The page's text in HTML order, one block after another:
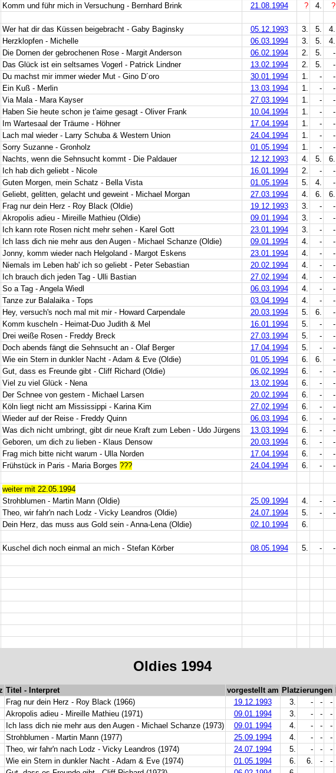
Komm und führ mich in Versuchung - Bernhard Brink 21.08.1994 ? 4. ?
Wer hat dir das Küssen beigebracht - Gaby Baginsky 05.12.1993 3. 5. 4.
Herzklopfen - Michelle
06.03.1994 3. 5. 4.
Die Dornen der gebrochenen Rose - Margit Anderson
06.02.1994 2. 5. -
Das Glück ist ein seltsames Vogerl - Patrick Lindner
13.02.1994 2. 5. -
Du machst mir immer wieder Mut - Gino D´oro
30.01.1994 1. - -
Ein Kuß - Merlin
13.03.1994 1. - -
Via Mala - Mara Kayser
27.03.1994 1. - -
Haben Sie heute schon je t'aime gesagt - Oliver Frank 10.04.1994 1. - -
Im Wartesaal der Träume - Höhner
17.04.1994 1. - -
Lach mal wieder - Larry Schuba & Western Union
24.04.1994 1. - -
Sorry Suzanne - Gronholz
01.05.1994 1. - -
Nachts, wenn die Sehnsucht kommt - Die Paldauer
12.12.1993 4. 5. 6.
Ich hab dich geliebt - Nicole
16.01.1994 2. - -
Guten Morgen, mein Schatz - Bella Vista
01.05.1994 5. 4. -
Geliebt, gelitten, gelacht und geweint - Michael Morgan
27.03.1994 4. 6. 6.
Frag nur dein Herz - Roy Black (Oldie)
19.12.1993 3. - -
Akropolis adieu - Mireille Mathieu (Oldie)
09.01.1994 3. - -
Ich kann rote Rosen nicht mehr sehen - Karel Gott 23.01.1994 3. - -
Ich lass dich nie mehr aus den Augen - Michael Schanze (Oldie)
09.01.1994 4. - -
Jonny, komm wieder nach Helgoland - Margot Eskens
23.01.1994 4. - -
Niemals im Leben hab' ich so geliebt - Peter Sebastian
20.02.1994 4. - -
Ich brauch dich jeden Tag - Ulli Bastian
27.02.1994 4. - -
So a Tag - Angela Wiedl
06.03.1994 4. - -
Tanze zur Balalaika - Tops
03.04.1994 4. - -
Hey, versuch's noch mal mit mir - Howard Carpendale
20.03.1994 5. 6. -
Komm kuscheln - Heimat-Duo Judith & Mel
16.01.1994 5. - -
Drei weiße Rosen - Freddy Breck
27.03.1994 5. - -
Doch abends fängt die Sehnsucht an - Olaf Berger 17.04.1994 5. - -
Wie ein Stern in dunkler Nacht - Adam & Eve (Oldie)
01.05.1994 6. 6. -
Gut, dass es Freunde gibt - Cliff Richard (Oldie)
06.02.1994 6. - -
Viel zu viel Glück - Nena
13.02.1994 6. - -
Der Schnee von gestern - Michael Larsen
20.02.1994 6. - -
Köln liegt nicht am Mississippi - Karina Kim
27.02.1994 6. - -
Wieder auf der Reise - Freddy Quinn
06.03.1994 6. - -
Was dich nicht umbringt, gibt dir neue Kraft zum Leben - Udo Jürgens
13.03.1994 6. - -
Geboren, um dich zu lieben - Klaus Densow
20.03.1994 6. - -
Frag mich bitte nicht warum - Ulla Norden
17.04.1994 6. - -
Frühstück in Paris - Maria Borges ??? 24.04.1994 6. - -
weiter mit 22.05.1994
Strohblumen - Martin Mann (Oldie) 25.09.1994 4. - -
Theo, wir fahr'n nach Lodz - Vicky Leandros (Oldie) 24.07.1994 5. - -
Dein Herz, das muss aus Gold sein - Anna-Lena (Oldie) 02.10.1994 6.
Kuschel dich noch einmal an mich - Stefan Körber 08.05.1994 5. - -
Oldies 1994
Titel - Interpret vorgestellt am Platzierungen
Frag nur dein Herz - Roy Black (1966) 19.12.1993 3. - - -
Akropolis adieu - Mireille Mathieu (1971)
09.01.1994 3. - - -
Ich lass dich nie mehr aus den Augen - Michael Schanze (1973) 09.01.1994 4. - - -
Strohblumen - Martin Mann (1977)
25.09.1994 4. - - -
Theo, wir fahr'n nach Lodz - Vicky Leandros (1974) 24.07.1994 5. - - -
Wie ein Stern in dunkler Nacht - Adam & Eve (1974) 01.05.1994 6. 6. - -